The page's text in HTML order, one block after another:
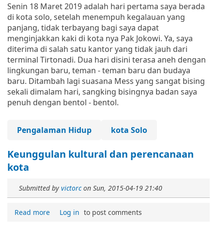
Senin 18 Maret 2019 adalah hari pertama saya berada
di kota solo, setelah menempuh kegalauan yang
panjang, tidak terbayang bagi saya dapat
menginjakkan kaki di kota nya Pak Jokowi. Ya, saya
diterima di salah satu kantor yang tidak jauh dari
terminal Tirtonadi. Dua hari disini terasa aneh dengan
lingkungan baru, teman - teman baru dan budaya
baru. Ditambah lagi suasana Mess yang sangat bising
sekali dimalam hari, sangking bisingnya badan saya
penuh dengan bentol - bentol.
Pengalaman Hidup kota Solo
Keunggulan kultural dan perencanaan
kota
Submitted by victorcon Sun, 2015-04-19 21:40
Read more Log in to post comments